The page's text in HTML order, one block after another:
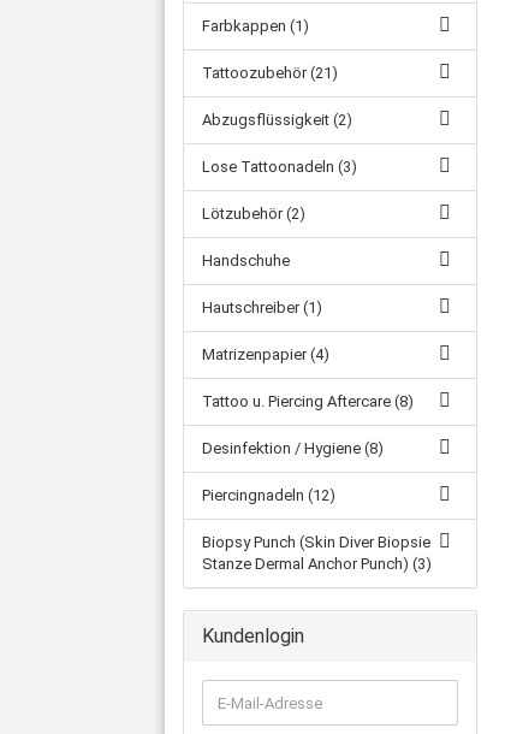
Farbkappen (1)
Tattoozubehör (21)
Abzugsflüssigkeit (2)
Lose Tattoonadeln (3)
Lötzubehör (2)
Handschuhe
Hautschreiber (1)
Matrizenpapier (4)
Tattoo u. Piercing Aftercare (8)
Desinfektion / Hygiene (8)
Piercingnadeln (12)
Biopsy Punch (Skin Diver Biopsie
Stanze Dermal Anchor Punch) (3)
Kundenlogin
E-
Mail-